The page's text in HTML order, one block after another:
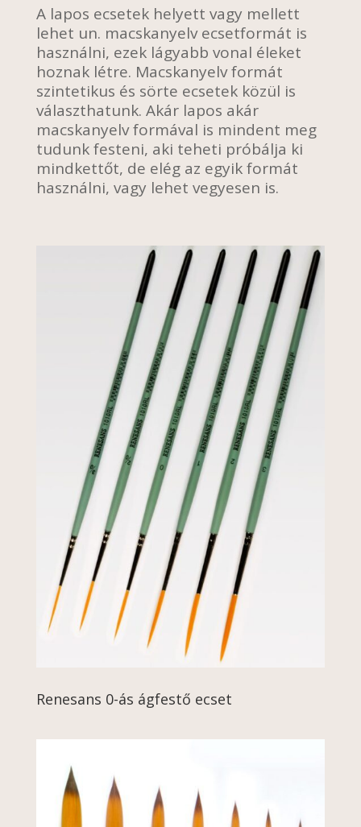
A lapos ecsetek helyett vagy mellett
lehet un. macskanyelv ecsetformát is
használni, ezek lágyabb vonal éleket
hoznak létre. Macskanyelv formát
szintetikus és sörte ecsetek közül is
választhatunk. Akár lapos akár
macskanyelv formával is mindent meg
tudunk festeni, aki teheti próbálja ki
mindkettőt, de elég az egyik formát
használni, vagy lehet vegyesen is.
Renesans 0-ás ágfestő ecset